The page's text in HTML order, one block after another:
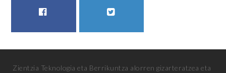
Zientzia Teknologia eta Berrikuntza alorren gizarteratzea eta